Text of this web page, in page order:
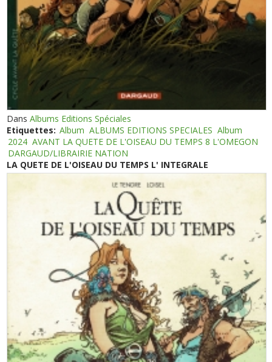
DansAlbums Editions Spéciales
Etiquettes: Album ALBUMS EDITIONS SPECIALES Album
2024 AVANT LA QUETE DE L'OISEAU DU TEMPS 8 L'OMEGON
DARGAUD/LIBRAIRIE NATION
LA QUETE DE L'OISEAU DU TEMPS L' INTEGRALE